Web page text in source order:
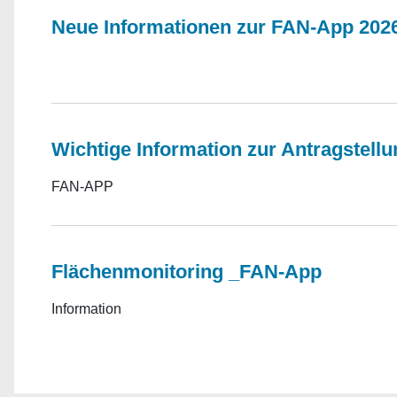
Neue Informationen zur FAN-App
Wichtige Information zur
FAN-APP
Flächenmonitoring _FAN-App
Information